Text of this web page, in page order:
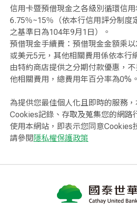
信用卡暨預借現金之各級別循環信
6.75％~15％（依本行信用評分制度
之基準日為104年9月1日）。
預借現金手續費：預借現金金額乘
或美元5元，其他相關費用係依本行
由特約商店提供之分期付款優惠，
他相關費用，總費用年百分率為0%。
為提供您最佳個人化且即時的服務
Cookies記錄、存取及蒐集您的網路
使用本網站，即表示您同意Cookies
請參閱隱私權保護政策